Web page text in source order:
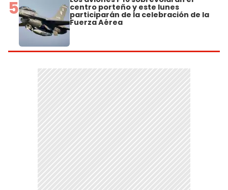
5 centro porteño y este lunes
participarán de la celebración de la
Fuerza Aérea